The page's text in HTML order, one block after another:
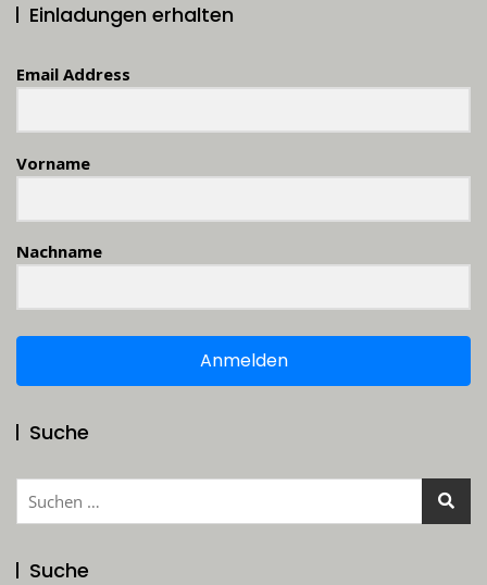
Einladungen erhalten
Email Address
Vorname
Nachname
Anmelden
Suche
Suchen
Suche